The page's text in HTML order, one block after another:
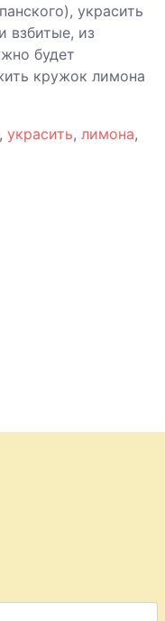
украсить
взбитые, из
будет
кружок лимона
, украсить, лимона,